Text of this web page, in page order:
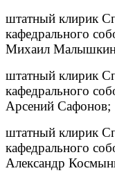
штатный клирик
кафедрального
Михаил
штатный клирик
кафедрального
Арсений Сафонов;
штатный клирик
кафедрального
Александр